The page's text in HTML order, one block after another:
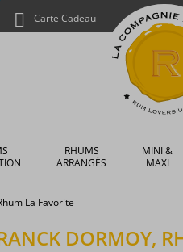
Carte Cadeau
RHUMS
ARRANGÉS
MINI &
MAXI
La Favorite
DORMOY,